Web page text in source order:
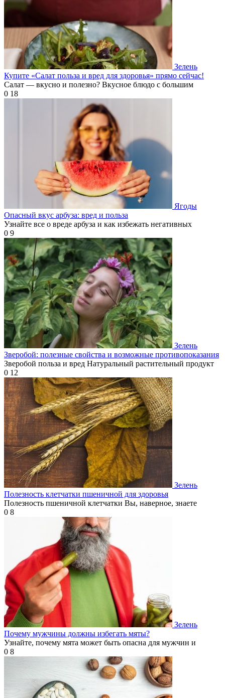
Зелень
Купите «Салат польза и вред для здоровья» прямо сейчас!
Салат — вкусно и полезно? Вкусное блюдо с большим
0 18
Ягоды
Опасный вкус арбуза: вред и польза
Узнайте все о вреде арбуза и как избежать негативных
0 9
Зелень
Зверобой: полезные свойства и возможные противопоказания
Зверобой польза и вред Натуральный растительный продукт
0 12
Зелень
Полезность клетчатки пшеничной для здоровья
Полезность пшеничной клетчатки Вы, наверное, знаете
0 8
Зелень
Почему мужчины должны избегать мяты?
Узнайте, почему мята может быть опасна для мужчин и
0 8